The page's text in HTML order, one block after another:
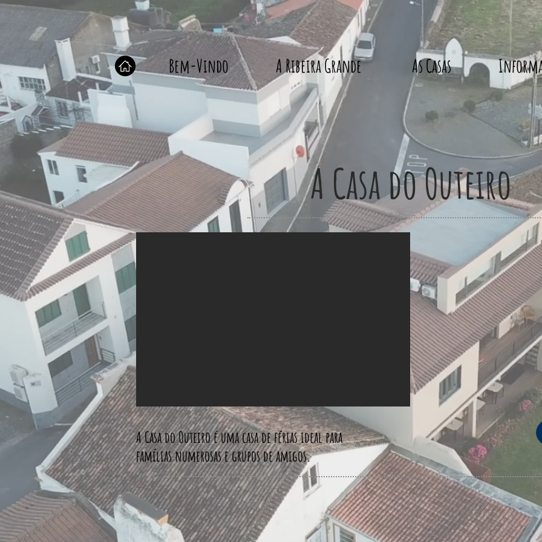
Bem-Vindo A Ribeira Grande As Casas
A Casa do Outeiro
A Casa do Outeiro é uma casa de férias ideal para
famílias numerosas e grupos de amigos.